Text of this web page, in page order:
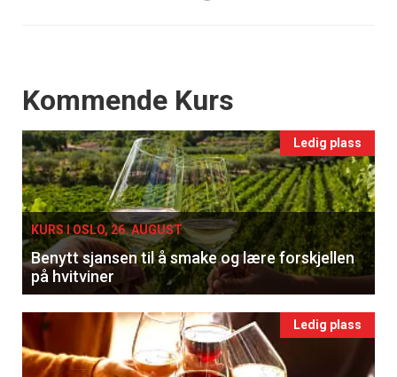
Events
Kommende Kurs
Ledig plass
KURS I OSLO, 26. AUGUST
Benytt sjansen til å smake og lære forskjellen
på hvitviner
Ledig plass